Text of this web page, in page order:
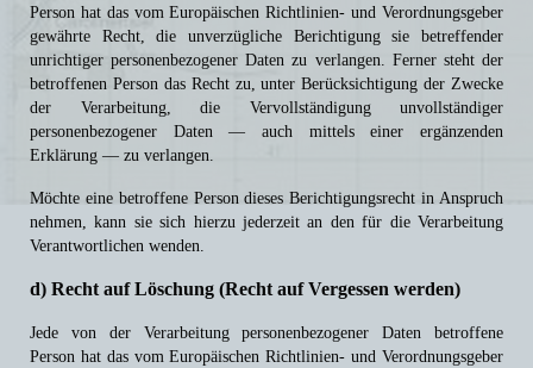
Person hat das vom Europäischen Richtlinien- und Verordnungsgeber
gewährte Recht, die unverzügliche Berichtigung sie betreffender
unrichtiger personenbezogener Daten zu verlangen. Ferner steht der
betroffenen Person das Recht zu, unter Berücksichtigung der Zwecke
der Verarbeitung, die Vervollständigung unvollständiger
personenbezogener Daten — auch mittels einer ergänzenden
Erklärung — zu verlangen.
Möchte eine betroffene Person dieses Berichtigungsrecht in Anspruch
nehmen, kann sie sich hierzu jederzeit an den für die Verarbeitung
Verantwortlichen wenden.
d) Recht auf Löschung (Recht auf Vergessen werden)
Jede von der Verarbeitung personenbezogener Daten betroffene
Person hat das vom Europäischen Richtlinien- und Verordnungsgeber